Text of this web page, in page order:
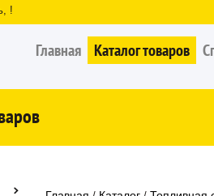
!
Главная Каталог товаров